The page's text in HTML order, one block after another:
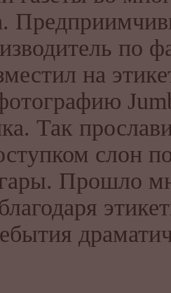
по
на
Так
слон
Прошло